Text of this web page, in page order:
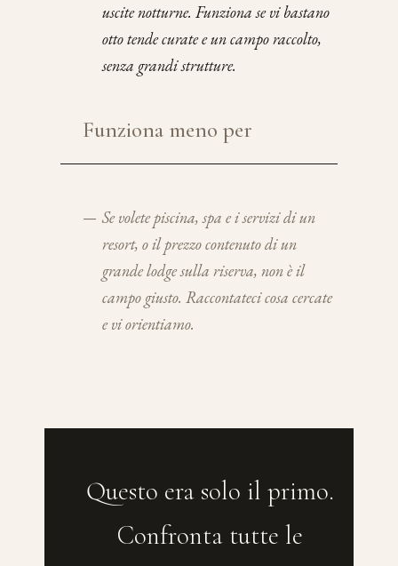
uscite notturne. Funziona se vi bastano
otto tende curate e un campo raccolto,
senza grandi strutture.
Funziona meno per
— Se volete piscina, spa e i servizi di un
resort, o il prezzo contenuto di un
grande lodge sulla riserva, non è il
campo giusto. Raccontateci cosa cercate
e vi orientiamo.
Questo era solo il primo.
Confronta tutte le